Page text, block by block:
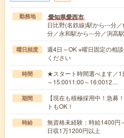
勤務地 愛知県愛西市
日比野(名鉄線)駅から---分
分／永和駅から---分／渕高
曜日頻度
週4日～OK ※曜日固定の相
ください
時間
★スタート時間選べます／1
～15:0011:00～16:0012…
期間
【現在も積極採用中！急
トもOK！
時給
無資格未経験：時給1400
日収1万1200円以上